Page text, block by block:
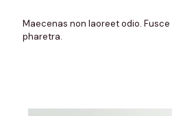
Maecenas non laoreet odio.
pharetra.